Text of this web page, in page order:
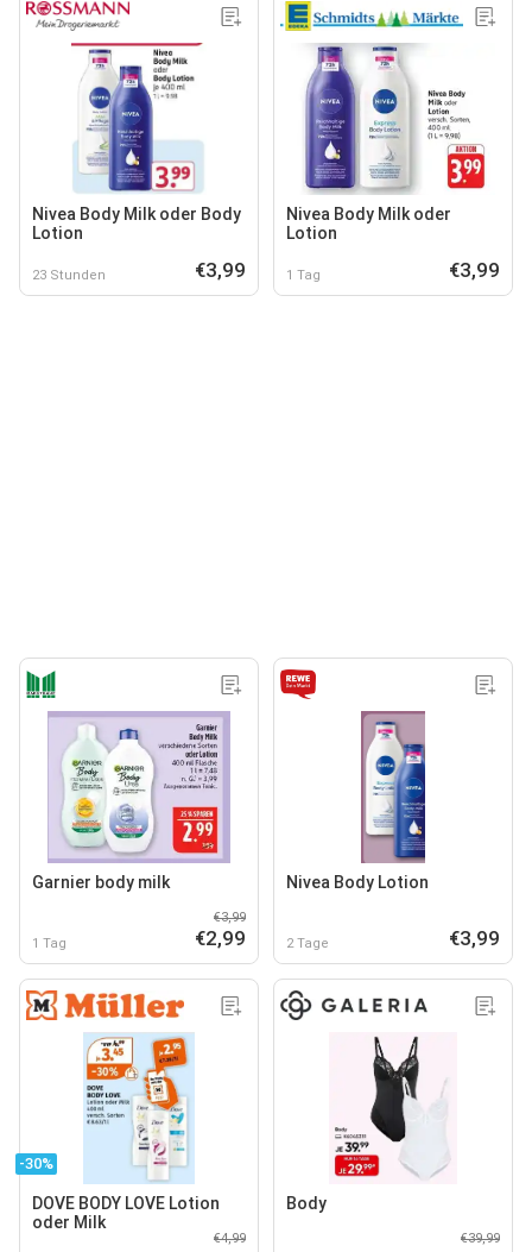
Nivea Body Milk oder Body
Lotion
23 Stunden €3,99
Nivea Body Milk oder
Lotion
1 Tag €3,99
Garnier body milk
1 Tag
€3,99
€2,99
Nivea Body Lotion
2 Tage €3,99
-30%
DOVE BODY LOVE Lotion
oder Milk
€4,99
Body
€39,99